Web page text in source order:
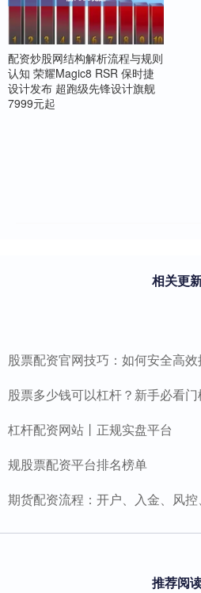
配资炒股网结构解析流程与规则
认知 荣耀Magic8 RSR 保时捷
设计发布 超跑级先锋设计旗舰
7999元起
相关更
股票配资官网技巧：如何安全高
股票多少钱可以杠杆？新手必看
杠杆配资网站丨正规实盘平台
规股票配资平台排名榜单
期货配资流程：开户、入金、风
推荐阅